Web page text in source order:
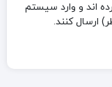
اند و وارد سیستم
ارسال کنند.